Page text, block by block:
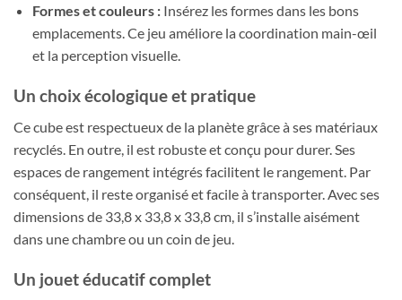
Formes et couleurs :Insérez les formes dans les bons
emplacements. Ce jeu améliore la coordination main-œil
et la perception visuelle.
Un choix écologique et pratique
Ce cube est respectueux de la planète grâce à ses matériaux
recyclés. En outre, il est robuste et conçu pour durer. Ses
espaces de rangement intégrés facilitent le rangement. Par
conséquent, il reste organisé et facile à transporter. Avec ses
dimensions de 33,8 x 33,8 x 33,8 cm, il s’installe aisément
dans une chambre ou un coin de jeu.
Un jouet éducatif complet